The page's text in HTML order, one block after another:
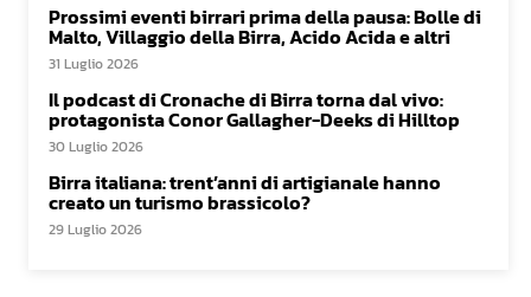
Prossimi eventi birrari prima della pausa: Bolle di
Malto, Villaggio della Birra, Acido Acida e altri
31 Luglio 2026
Il podcast di Cronache di Birra torna dal vivo:
protagonista Conor Gallagher-Deeks di Hilltop
30 Luglio 2026
Birra italiana: trent’anni di artigianale hanno
creato un turismo brassicolo?
29 Luglio 2026